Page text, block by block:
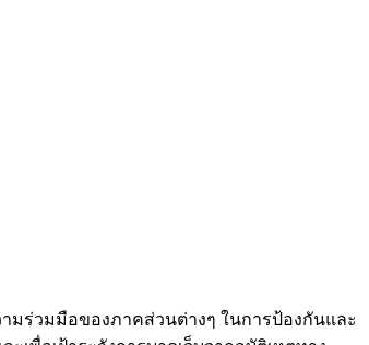
มร่วมมือของภาคส่วนต่างๆ ในการป้องกันและ